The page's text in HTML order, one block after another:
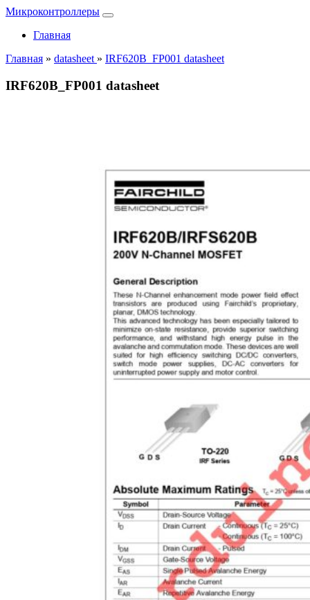
Микроконтроллеры
Главная
Главная » datasheet » IRF620B_FP001 datasheet
IRF620B_FP001 datasheet